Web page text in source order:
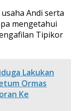
Andi serta
mengetahui
Tipikor
Lakukan
Ormas
Ke